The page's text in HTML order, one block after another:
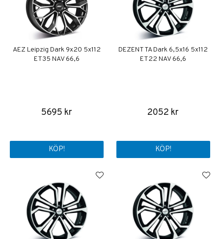
AEZ Leipzig Dark 9x20 5x112
ET35 NAV 66,6
5695 kr
KÖP!
DEZENT TA Dark 6,5x16 5x112
ET22 NAV 66,6
2052 kr
KÖP!